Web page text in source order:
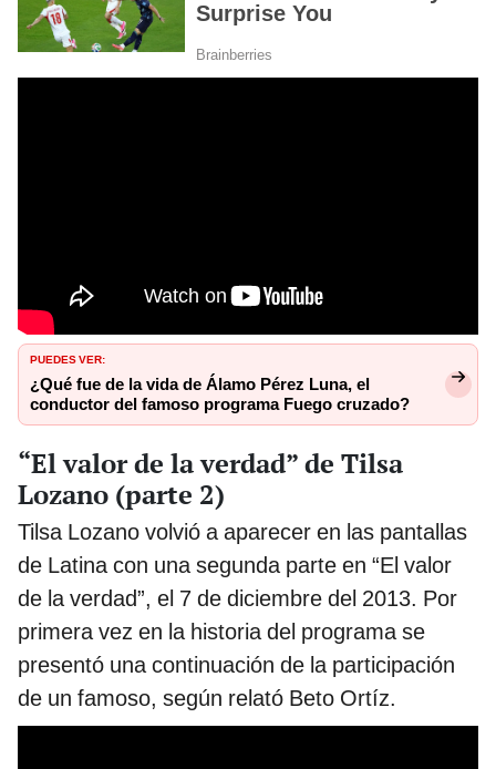
PUEDES VER:
¿Qué fue de la vida de Álamo Pérez Luna, el
conductor del famoso programa Fuego cruzado?
“El valor de la verdad” de Tilsa
Lozano (parte 2)
Tilsa Lozano volvió a aparecer en las pantallas
de Latina con una segunda parte en “El valor
de la verdad”, el 7 de diciembre del 2013. Por
primera vez en la historia del programa se
presentó una continuación de la participación
de un famoso, según relató Beto Ortíz.